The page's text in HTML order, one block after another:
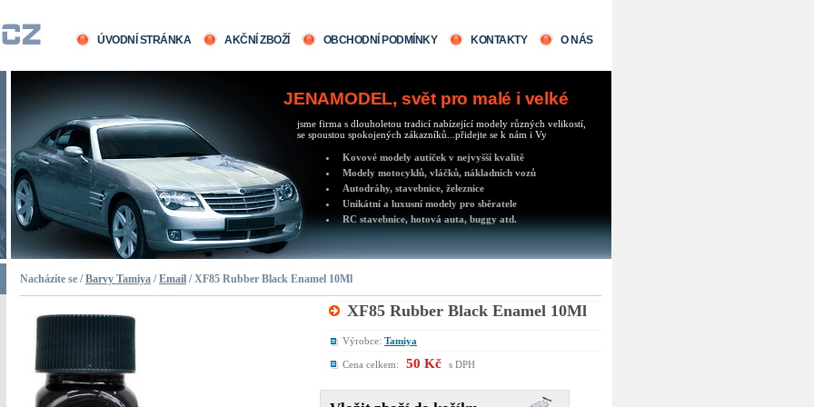
ÚVODNÍ STRÁNKA AKČNÍ ZBOŽÍ OBCHODNÍ PODMÍNKY KONTAKTY O NÁS
JENAMODEL, svět pro malé i velké
jsme firma s dlouholetou tradicí nabízející modely různých velikostí,
se spoustou spokojených zákazníků...přidejte se k nám i Vy
Kovové modely autíček v nejvyšší kvalitě
Modely motocyklů, vláčků, nákladních vozů
Autodráhy, stavebnice, železnice
Unikátní a luxusní modely pro sběratele
RC stavebnice, hotová auta, buggy atd.
Nacházíte se /Barvy Tamiya /Email / XF85 Rubber Black Enamel 10Ml
XF85 Rubber Black Enamel 10Ml
Výrobce: Tamiya
Cena celkem: 50 Kč s DPH